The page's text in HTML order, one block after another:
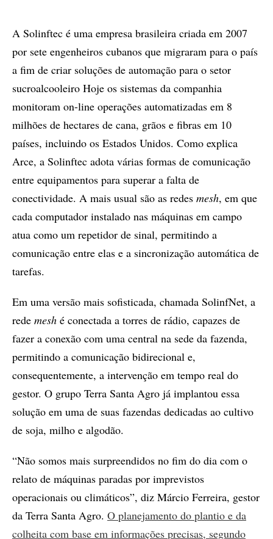
A Solinftec é uma empresa brasileira criada em 2007
por sete engenheiros cubanos que migraram para o país
a fim de criar soluções de automação para o setor
sucroalcooleiro Hoje os sistemas da companhia
monitoram on-line operações automatizadas em 8
milhões de hectares de cana, grãos e fibras em 10
países, incluindo os Estados Unidos. Como explica
Arce, a Solinftec adota várias formas de comunicação
entre equipamentos para superar a falta de
conectividade. A mais usual são as redes mesh, em que
cada computador instalado nas máquinas em campo
atua como um repetidor de sinal, permitindo a
comunicação entre elas e a sincronização automática de
tarefas.
Em uma versão mais sofisticada, chamada SolinfNet, a
rede mesh é conectada a torres de rádio, capazes de
fazer a conexão com uma central na sede da fazenda,
permitindo a comunicação bidirecional e,
consequentemente, a intervenção em tempo real do
gestor. O grupo Terra Santa Agro já implantou essa
solução em uma de suas fazendas dedicadas ao cultivo
de soja, milho e algodão.
“Não somos mais surpreendidos no fim do dia com o
relato de máquinas paradas por imprevistos
operacionais ou climáticos”, diz Márcio Ferreira, gestor
da Terra Santa Agro. O planejamento do plantio e da
colheita com base em informações precisas, segundo